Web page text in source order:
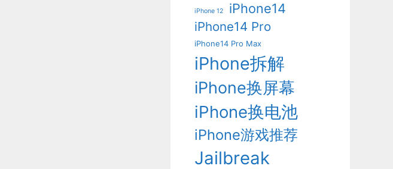
iPhone 12 iPhone14
iPhone14 Pro
iPhone14 Pro Max
iPhone拆解
iPhone换屏幕
iPhone换电池
iPhone游戏推荐
Jailbreak